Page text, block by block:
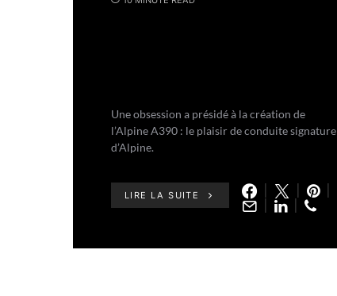
Une obsession a présidé à la création de
l’Alpine A390 : le plaisir de conduite signature
d’Alpine.
LIRE LA SUITE